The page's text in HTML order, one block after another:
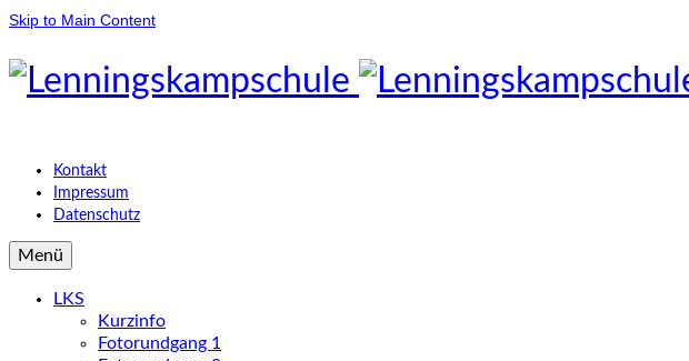
Skip to Main Content
Kontakt
Impressum
Datenschutz
Menü
LKS
Kurzinfo
Fotorundgang 1